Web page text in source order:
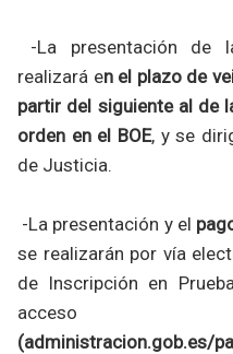
-La presentación de
realizará en el plazo de
partir del siguiente al de
orden en el BOE, y se
de Justicia.
-La presentación y el
se realizarán por vía
de Inscripción en
(administracion.gob.es/